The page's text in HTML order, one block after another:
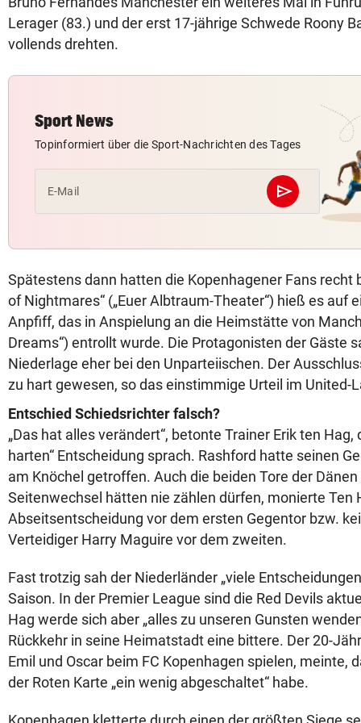
Lerager (83.) und der erst 17-jährige Schwede Roony
vollends drehten.
Sport News
Topinformiert über die Sport-Nachrichten des Tages
E-Mail send
Abschicken
Spätestens dann hatten die Kopenhagener Fans recht
of Nightmares“ („Euer Albtraum-Theater“) hieß es auf
Anpfiff, das in Anspielung an die Heimstätte von
Dreams“) entrollt wurde. Die Protagonisten der Gäste
Niederlage eher bei den Unparteiischen. Der
zu hart gewesen, so das einstimmige Urteil im United-
Entschied Schiedsrichter falsch?
„Das hat alles verändert“, betonte Trainer Erik ten Hag,
harten“ Entscheidung sprach. Rashford hatte seinen
am Knöchel getroffen. Auch die beiden Tore der
Seitenwechsel hätten nie zählen dürfen, monierte Ten
Abseitsentscheidung vor dem ersten Gegentor bzw.
Verteidiger Harry Maguire vor dem zweiten.
Fast trotzig sah der Niederländer „viele
Saison. In der Premier League sind die Red Devils
Hag werde sich aber „alles zu unseren Gunsten
Rückkehr in seine Heimatstadt eine bittere. Der 20-
Emil und Oscar beim FC Kopenhagen spielen, meinte,
der Roten Karte „ein wenig abgeschaltet“ habe.